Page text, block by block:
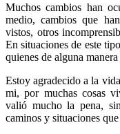
Muchos cambios han
medio, cambios que
vistos, otros
En situaciones de este
quienes de alguna
Estoy agradecido a la
mi, por muchas cosas
valió mucho la pena,
caminos y situaciones